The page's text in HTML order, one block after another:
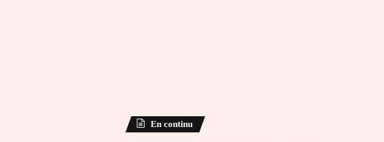
En continu